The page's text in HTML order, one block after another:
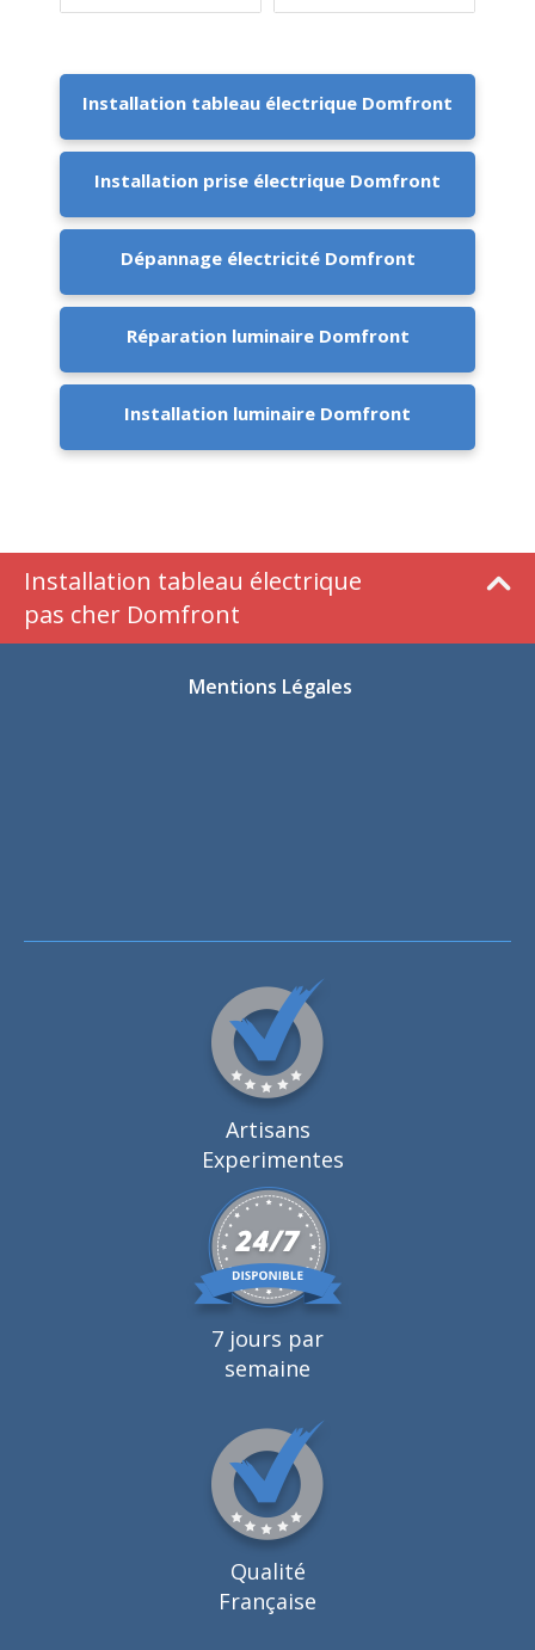
Installation tableau électrique Domfront
Installation prise électrique Domfront
Dépannage électricité Domfront
Réparation luminaire Domfront
Installation luminaire Domfront
Installation tableau électrique
pas cher Domfront
Mentions Légales
Artisans
Experimentes
7 jours par
semaine
Qualité
Française